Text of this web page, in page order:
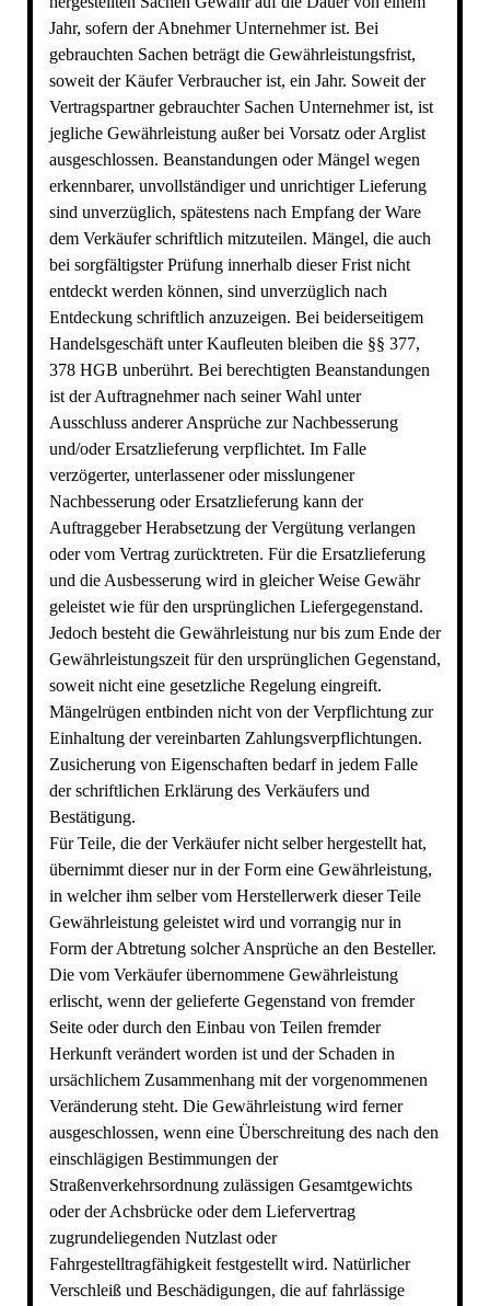
Jahr, sofern der Abnehmer Unternehmer ist. Bei
gebrauchten Sachen beträgt die Gewährleistungsfrist,
soweit der Käufer Verbraucher ist, ein Jahr. Soweit der
Vertragspartner gebrauchter Sachen Unternehmer ist, ist
jegliche Gewährleistung außer bei Vorsatz oder Arglist
ausgeschlossen. Beanstandungen oder Mängel wegen
erkennbarer, unvollständiger und unrichtiger Lieferung
sind unverzüglich, spätestens nach Empfang der Ware
dem Verkäufer schriftlich mitzuteilen. Mängel, die auch
bei sorgfältigster Prüfung innerhalb dieser Frist nicht
entdeckt werden können, sind unverzüglich nach
Entdeckung schriftlich anzuzeigen. Bei beiderseitigem
Handelsgeschäft unter Kaufleuten bleiben die §§ 377,
378 HGB unberührt. Bei berechtigten Beanstandungen
ist der Auftragnehmer nach seiner Wahl unter
Ausschluss anderer Ansprüche zur Nachbesserung
und/oder Ersatzlieferung verpflichtet. Im Falle
verzögerter, unterlassener oder misslungener
Nachbesserung oder Ersatzlieferung kann der
Auftraggeber Herabsetzung der Vergütung verlangen
oder vom Vertrag zurücktreten. Für die Ersatzlieferung
und die Ausbesserung wird in gleicher Weise Gewähr
geleistet wie für den ursprünglichen Liefergegenstand.
Jedoch besteht die Gewährleistung nur bis zum Ende der
Gewährleistungszeit für den ursprünglichen Gegenstand,
soweit nicht eine gesetzliche Regelung eingreift.
Mängelrügen entbinden nicht von der Verpflichtung zur
Einhaltung der vereinbarten Zahlungsverpflichtungen.
Zusicherung von Eigenschaften bedarf in jedem Falle
der schriftlichen Erklärung des Verkäufers und
Bestätigung.
Für Teile, die der Verkäufer nicht selber hergestellt hat,
übernimmt dieser nur in der Form eine Gewährleistung,
in welcher ihm selber vom Herstellerwerk dieser Teile
Gewährleistung geleistet wird und vorrangig nur in
Form der Abtretung solcher Ansprüche an den Besteller.
Die vom Verkäufer übernommene Gewährleistung
erlischt, wenn der gelieferte Gegenstand von fremder
Seite oder durch den Einbau von Teilen fremder
Herkunft verändert worden ist und der Schaden in
ursächlichem Zusammenhang mit der vorgenommenen
Veränderung steht. Die Gewährleistung wird ferner
ausgeschlossen, wenn eine Überschreitung des nach den
einschlägigen Bestimmungen der
Straßenverkehrsordnung zulässigen Gesamtgewichts
oder der Achsbrücke oder dem Liefervertrag
zugrundeliegenden Nutzlast oder
Fahrgestelltragfähigkeit festgestellt wird. Natürlicher
Verschleiß und Beschädigungen, die auf fahrlässige